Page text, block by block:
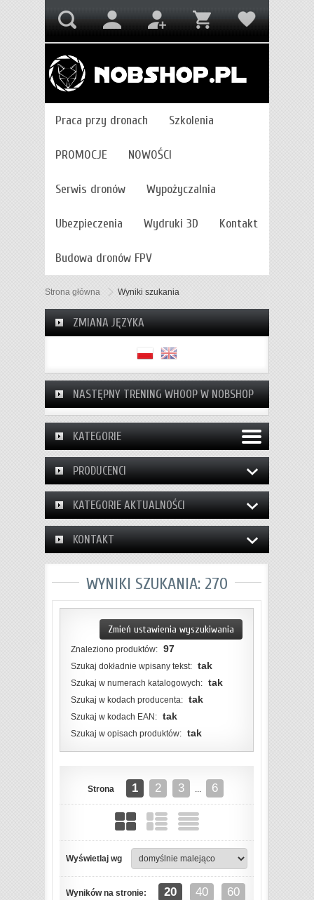
Praca przy dronach Szkolenia
PROMOCJE NOWOŚCI
Serwis dronów Wypożyczalnia
Ubezpieczenia Wydruki 3D Kontakt
Budowa dronów FPV
Strona główna Wyniki szukania
ZMIANA JĘZYKA
NASTĘPNY TRENING WHOOP W NOBSHOP
KATEGORIE
PRODUCENCI
KATEGORIE AKTUALNOŚCI
KONTAKT
WYNIKI SZUKANIA: 270
Zmień ustawienia wyszukiwania
Znaleziono produktów: 97
Szukaj dokładnie wpisany tekst: tak
Szukaj w numerach katalogowych: tak
Szukaj w kodach producenta: tak
Szukaj w kodach EAN: tak
Szukaj w opisach produktów: tak
Strona 1 2 3 ... 6
Wyświetlaj wg
Wyników na stronie: 20 40 60
ZOBACZ SZCZEGÓŁY